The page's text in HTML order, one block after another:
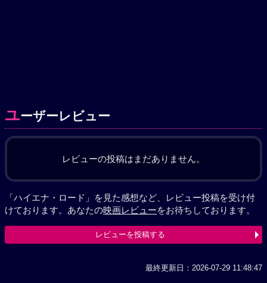
ユーザーレビュー
レビューの投稿はまだありません。
「ハイエナ・ロード」を見た感想など、レビュー投稿を受け付
けております。あなたの映画レビューをお待ちしております。
レビューを投稿する
最終更新日：2026-07-29 11:48:47